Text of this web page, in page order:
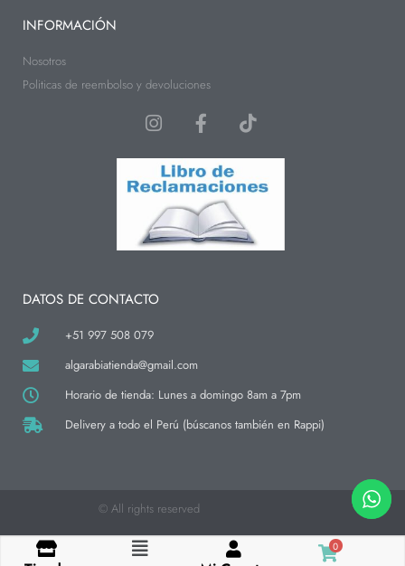
INFORMACIÓN
Nosotros
Politicas de reembolso y devoluciones
I
s
t
a
g
r
a
F
a
c
e
b
o
o
k
T
i
k
t
o
DATOS DE CONTACTO
+51 997 508 079
algarabiatienda@gmail.com
Horario de tienda: Lunes a domingo 8am a 7pm
Delivery a todo el Perú (búscanos también en Rappi)
© All rights reserved
Flyout 0